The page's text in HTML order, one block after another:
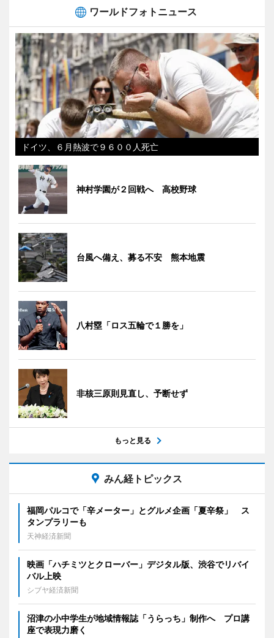
ワールドフォトニュース
ドイツ、６月熱波で９６００人死亡
神村学園が２回戦へ 高校野球
台風へ備え、募る不安 熊本地震
八村塁「ロス五輪で１勝を」
非核三原則見直し、予断せず
もっと見る
みん経トピックス
福岡パルコで「辛メーター」とグルメ企画「夏辛祭」 ス
タンプラリーも
天神経済新聞
映画「ハチミツとクローバー」デジタル版、渋谷でリバイ
バル上映
シブヤ経済新聞
沼津の小中学生が地域情報誌「うらっち」制作へ プロ講
座で表現力磨く